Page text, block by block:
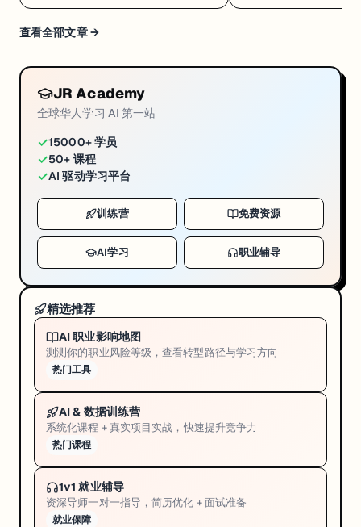
查看全部文章 →
JR Academy
全球华人学习 AI 第一站
✓15000+ 学员
✓50+ 课程
✓AI 驱动学习平台
训练营 免费资源
AI学习 职业辅导
精选推荐
AI 职业影响地图
测测你的职业风险等级，查看转型路径与学习方向
热门工具
AI & 数据训练营
系统化课程 + 真实项目实战，快速提升竞争力
热门课程
1v1 就业辅导
资深导师一对一指导，简历优化 + 面试准备
就业保障